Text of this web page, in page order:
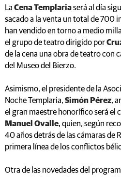
La Cena Templariaserá al día
sacado a la venta un total de 700
han vendido en torno a medio
el grupo de teatro dirigido por
de la cena una obra de teatro con
del Museo del Bierzo.
Asimismo, el presidente de la
Noche Templaria, Simón Pérez,
el gran maestre honorífico será el
Manuel Ovalle, quien, según
40 años detrás de las cámaras de
primera línea de los conflictos
Otra de las novedades del